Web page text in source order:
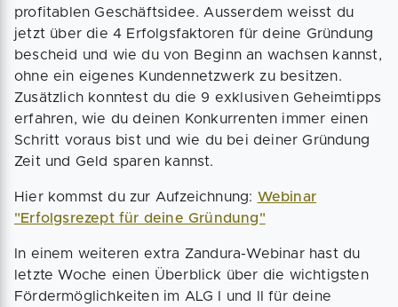
profitablen Geschäftsidee. Ausserdem weisst du
jetzt über die 4 Erfolgsfaktoren für deine Gründung
bescheid und wie du von Beginn an wachsen kannst,
ohne ein eigenes Kundennetzwerk zu besitzen.
Zusätzlich konntest du die 9 exklusiven Geheimtipps
erfahren, wie du deinen Konkurrenten immer einen
Schritt voraus bist und wie du bei deiner Gründung
Zeit und Geld sparen kannst.
Hier kommst du zur Aufzeichnung: Webinar
"Erfolgsrezept für deine Gründung"
In einem weiteren extra Zandura-Webinar hast du
letzte Woche einen Überblick über die wichtigsten
Fördermöglichkeiten im ALG I und II für deine